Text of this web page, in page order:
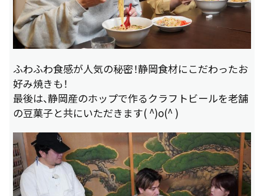
ふわふわ食感が人気の秘密！静岡食材にこだわったお
好み焼きも！
最後は、静岡産のホップで作るクラフトビールを老舗
の豆菓子と共にいただきます( ^)o(^ )